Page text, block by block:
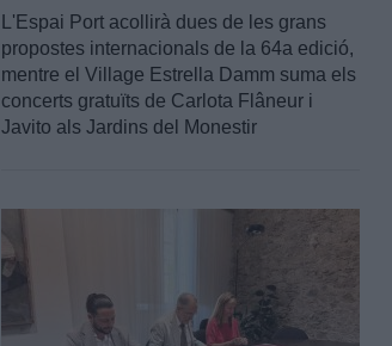
L'Espai Port acollirà dues de les grans
propostes internacionals de la 64a edició,
mentre el Village Estrella Damm suma els
concerts gratuïts de Carlota Flâneur i
Javito als Jardins del Monestir